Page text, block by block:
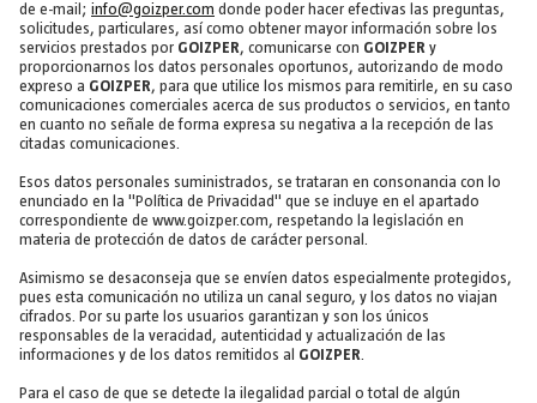
de e-mail; info@goizper.com donde poder hacer efectivas las preguntas,
solicitudes, particulares, así como obtener mayor información sobre los
servicios prestados por GOIZPER, comunicarse con GOIZPER y
proporcionarnos los datos personales oportunos, autorizando de modo
expreso a GOIZPER, para que utilice los mismos para remitirle, en su caso
comunicaciones comerciales acerca de sus productos o servicios, en tanto
en cuanto no señale de forma expresa su negativa a la recepción de las
citadas comunicaciones.
Esos datos personales suministrados, se trataran en consonancia con lo
enunciado en la "Política de Privacidad" que se incluye en el apartado
correspondiente de www.goizper.com, respetando la legislación en
materia de protección de datos de carácter personal.
Asimismo se desaconseja que se envíen datos especialmente protegidos,
pues esta comunicación no utiliza un canal seguro, y los datos no viajan
cifrados. Por su parte los usuarios garantizan y son los únicos
responsables de la veracidad, autenticidad y actualización de las
informaciones y de los datos remitidos al GOIZPER.
Para el caso de que se detecte la ilegalidad parcial o total de algún